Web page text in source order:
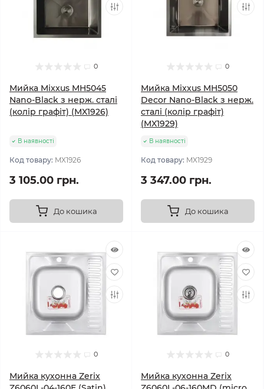
0
Мийка Mixxus MH5045
Nano-Black з нерж. сталі
(колір графіт) (MX1926)
В наявності
Код товару: MX1926
3 105.00 грн.
До кошика
0
Мийка Mixxus MH5050
Decor Nano-Black з нерж.
сталі (колір графіт)
(MX1929)
В наявності
Код товару: MX1929
3 347.00 грн.
До кошика
0
Мийка кухонна Zerix
0
Мийка кухонна Zerix